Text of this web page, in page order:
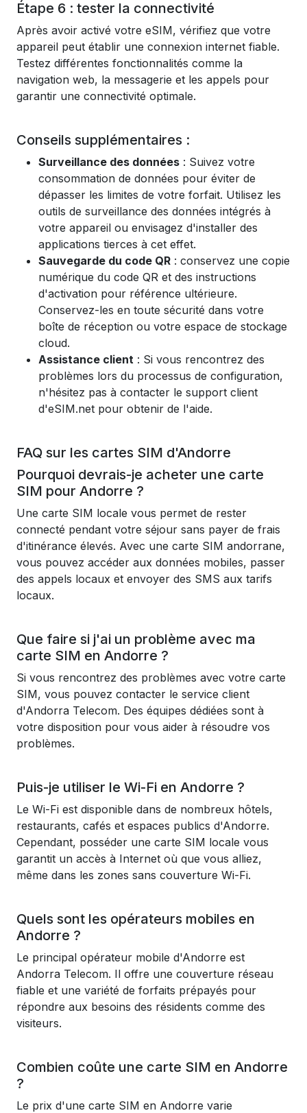
Étape 6 : tester la connectivité
Après avoir activé votre eSIM, vérifiez que votre
appareil peut établir une connexion internet fiable.
Testez différentes fonctionnalités comme la
navigation web, la messagerie et les appels pour
garantir une connectivité optimale.
Conseils supplémentaires :
Surveillance des données : Suivez votre
consommation de données pour éviter de
dépasser les limites de votre forfait. Utilisez les
outils de surveillance des données intégrés à
votre appareil ou envisagez d'installer des
applications tierces à cet effet.
Sauvegarde du code QR : conservez une copie
numérique du code QR et des instructions
d'activation pour référence ultérieure.
Conservez-les en toute sécurité dans votre
boîte de réception ou votre espace de stockage
cloud.
Assistance client : Si vous rencontrez des
problèmes lors du processus de configuration,
n'hésitez pas à contacter le support client
d'eSIM.net pour obtenir de l'aide.
FAQ sur les cartes SIM d'Andorre
Pourquoi devrais-je acheter une carte
SIM pour Andorre ?
Une carte SIM locale vous permet de rester
connecté pendant votre séjour sans payer de frais
d'itinérance élevés. Avec une carte SIM andorrane,
vous pouvez accéder aux données mobiles, passer
des appels locaux et envoyer des SMS aux tarifs
locaux.
Que faire si j'ai un problème avec ma
carte SIM en Andorre ?
Si vous rencontrez des problèmes avec votre carte
SIM, vous pouvez contacter le service client
d'Andorra Telecom. Des équipes dédiées sont à
votre disposition pour vous aider à résoudre vos
problèmes.
Puis-je utiliser le Wi-Fi en Andorre ?
Le Wi-Fi est disponible dans de nombreux hôtels,
restaurants, cafés et espaces publics d'Andorre.
Cependant, posséder une carte SIM locale vous
garantit un accès à Internet où que vous alliez,
même dans les zones sans couverture Wi-Fi.
Quels sont les opérateurs mobiles en
Andorre ?
Le principal opérateur mobile d'Andorre est
Andorra Telecom. Il offre une couverture réseau
fiable et une variété de forfaits prépayés pour
répondre aux besoins des résidents comme des
visiteurs.
Combien coûte une carte SIM en Andorre
?
Le prix d'une carte SIM en Andorre varie